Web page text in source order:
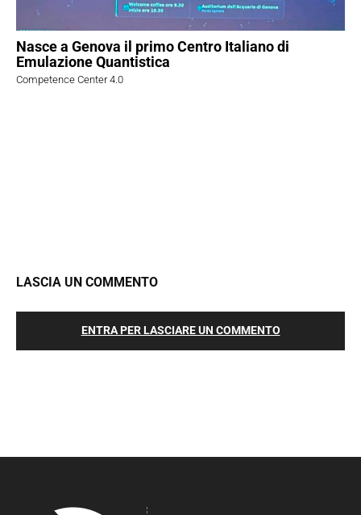
Nasce a Genova il primo Centro Italiano di
Emulazione Quantistica
Competence Center 4.0
LASCIA UN COMMENTO
ENTRA PER LASCIARE UN COMMENTO